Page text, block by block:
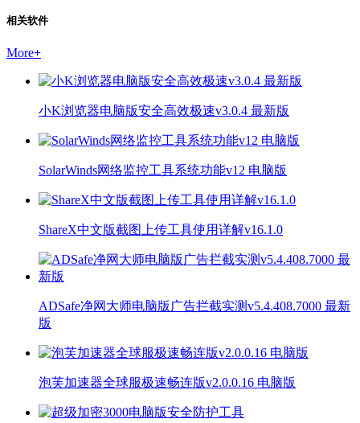
相关软件
More+
小K浏览器电脑版安全高效极速v3.0.4 最新版
SolarWinds网络监控工具系统功能v12 电脑版
ShareX中文版截图上传工具使用详解v16.1.0
ADSafe净网大师电脑版广告拦截实测v5.4.408.7000 最新
版
泡芙加速器全球服极速畅连版v2.0.0.16 电脑版